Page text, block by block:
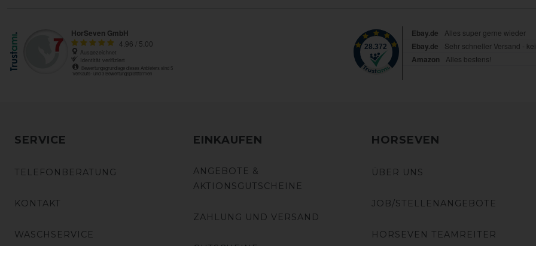
SERVICE
TELEFONBERATUNG
KONTAKT
WASCHSERVICE
EINKAUFEN
ANGEBOTE &
AKTIONSGUTSCHEINE
ZAHLUNG UND VERSAND
GUTSCHEINE
HORSEVEN
ÜBER UNS
JOB/STELLENANGEBOTE
HORSEVEN TEAMREITER